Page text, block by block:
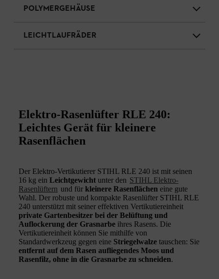
POLYMERGEHÄUSE
LEICHTLAUFRÄDER
Elektro-Rasenlüfter RLE 240:
Leichtes Gerät für kleinere
Rasenflächen
Der Elektro-Vertikutierer STIHL RLE 240 ist mit seinen
16 kg ein Leichtgewicht unter den STIHL Elektro-
Rasenlüftern und für kleinere Rasenflächen eine gute
Wahl. Der robuste und kompakte Rasenlüfter STIHL RLE
240 unterstützt mit seiner effektiven Vertikutiereinheit
private Gartenbesitzer bei der Belüftung und
Auflockerung der Grasnarbe ihres Rasens. Die
Vertikutiereinheit können Sie mithilfe von
Standardwerkzeug gegen eine Striegelwalze tauschen: Sie
entfernt auf dem Rasen aufliegendes Moos und
Rasenfilz, ohne in die Grasnarbe zu schneiden.